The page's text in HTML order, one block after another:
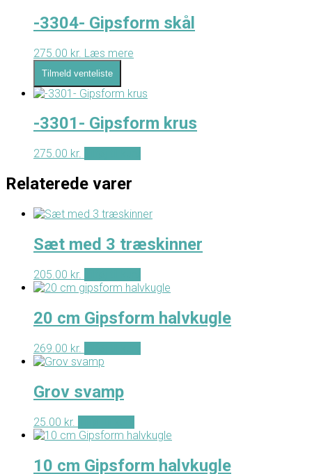
-3304- Gipsform skål
275.00 kr. Læs mere
Tilmeld venteliste
-3301- Gipsform krus
275.00 kr.
Relaterede varer
Sæt med 3 træskinner
205.00 kr.
20 cm Gipsform halvkugle
269.00 kr.
Grov svamp
25.00 kr.
10 cm Gipsform halvkugle